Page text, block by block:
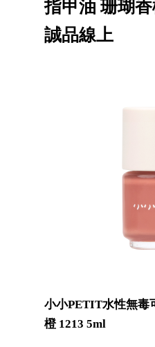
指甲油 珊瑚
誠品線上
小小PETIT水性無毒
橙 1213 5ml